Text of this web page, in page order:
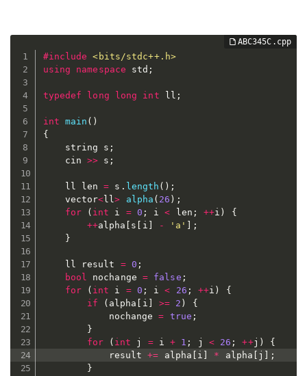
#include
<bits/stdc++.h>
using
namespace std ;
typedef long long int ll ;
int main ( )
{
	string s
;
	cin
>> s ;
	ll len
= s . length ( ) ;
	vector
< ll> alpha ( 26 ) ;
for
( int i = 0 ; i < len ; ++i )
{
++alpha s i - 'a'
;
}
	ll result
= 0 ;
bool nochange = false ;
for
( int i = 0 ; i < 26 ; ++i )
{
if
( alpha i >= 2 )
{
			nochange
= true ;
}
for
( int j = i + 1 ; j < 26 ; ++j )
{
			result
+= alpha i * alpha j
;
}